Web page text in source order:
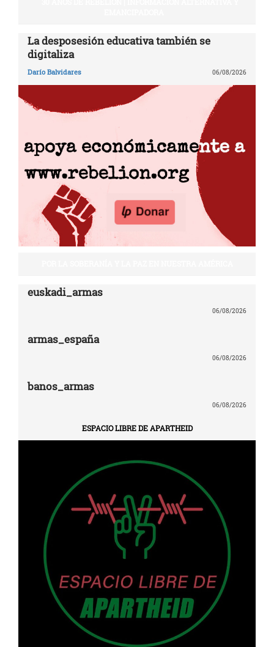
La desposesión educativa también se
digitaliza
Darío Balvidares 06/08/2026
euskadi_armas
06/08/2026
armas_españa
06/08/2026
banos_armas
06/08/2026
ESPACIO LIBRE DE APARTHEID